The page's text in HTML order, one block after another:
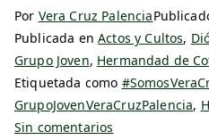
Por Vera Cruz Palencia
Publicada enActos y Cultos,
Grupo Joven, Hermandad de
Etiquetada como
GrupoJovenVeraCruzPalencia,
Sin comentarios